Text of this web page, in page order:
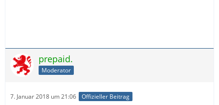
prepaid.
Moderator
7. Januar 2018 um 21:06 Offizieller Beitrag